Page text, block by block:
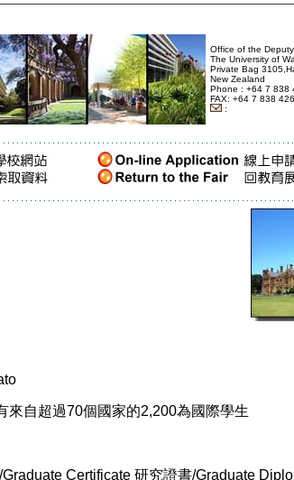
Office of the Deputy
The University of
Private Bag
New Zealand
Phone : +64 7 838
FAX: +64 7 838
:
來自超過70個國家的2,200為國際學生
/Graduate Certificate 研究證書/Graduate